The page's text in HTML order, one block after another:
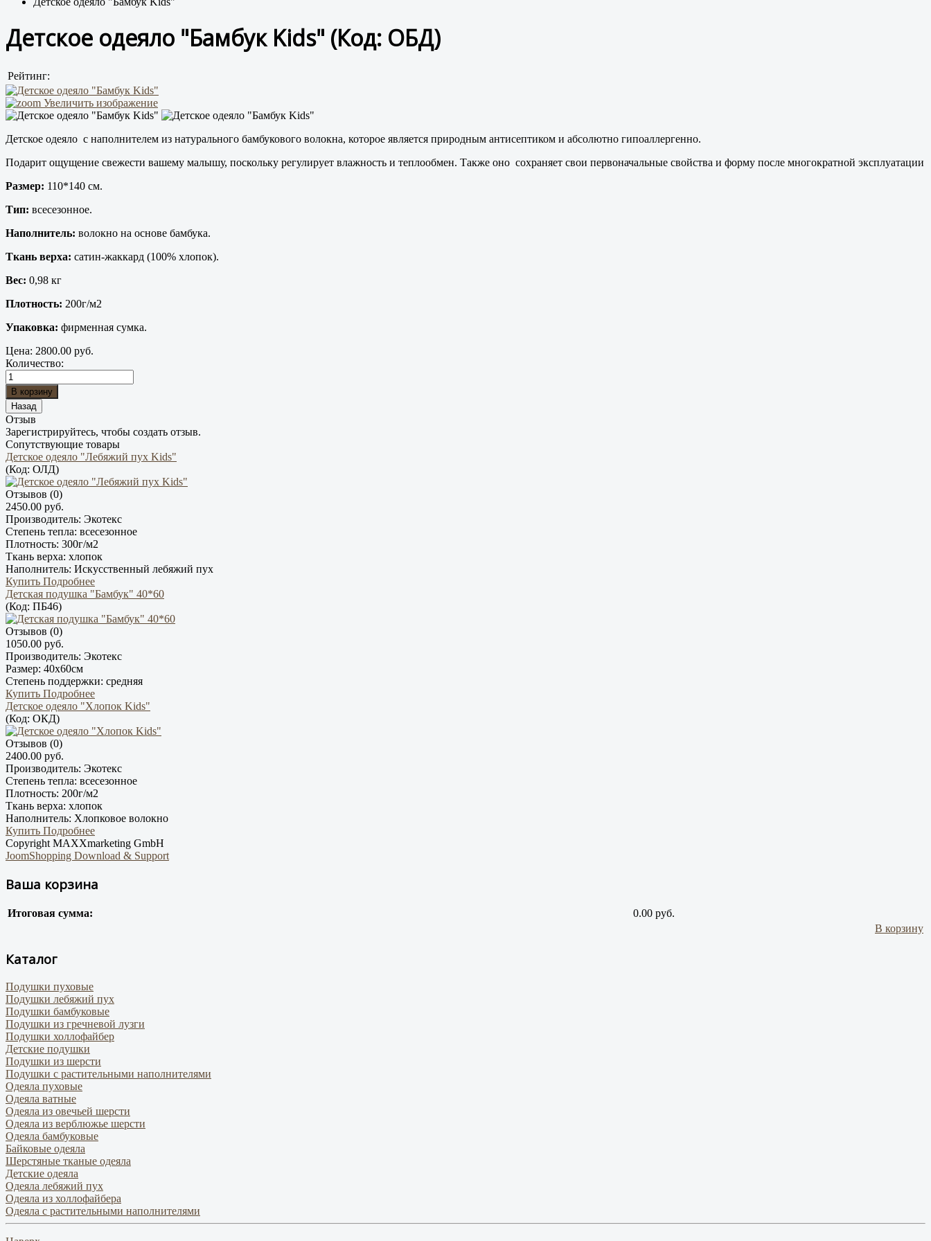
Детское одеяло "Бамбук Kids" (Код: ОБД)
Рейтинг:
Увеличить изображение
Детское одеяло с наполнителем из натурального бамбукового волокна, которое является природным антисептиком и абсолютно гипоаллергенно.
Подарит ощущение свежести вашему малышу, поскольку регулирует влажность и теплообмен. Также оно сохраняет свои первоначальные свойства и форму после многократной эксплуатации
Размер: 110*140 см.
Тип: всесезонное.
Наполнитель: волокно на основе бамбука.
Ткань верха: сатин-жаккард (100% хлопок).
Вес: 0,98 кг
Плотность: 200г/м2
Упаковка: фирменная сумка.
Цена: 2800.00 руб.
Количество:
Отзыв
Зарегистрируйтесь, чтобы создать отзыв.
Сопутствующие товары
Детское одеяло "Лебяжий пух Kids"
(Код: ОЛД)
Отзывов (0)
2450.00 руб.
Производитель: Экотекс
Степень тепла: всесезонное
Плотность: 300г/м2
Ткань верха: хлопок
Наполнитель: Искусственный лебяжий пух
Купить Подробнее
Детская подушка "Бамбук" 40*60
(Код: ПБ46)
Отзывов (0)
1050.00 руб.
Производитель: Экотекс
Размер: 40х60см
Степень поддержки: средняя
Купить Подробнее
Детское одеяло "Хлопок Kids"
(Код: ОКД)
Отзывов (0)
2400.00 руб.
Производитель: Экотекс
Степень тепла: всесезонное
Плотность: 200г/м2
Ткань верха: хлопок
Наполнитель: Хлопковое волокно
Купить Подробнее
Copyright MAXXmarketing GmbH
JoomShopping Download & Support
Ваша корзина
Итоговая сумма:
0.00 руб.
В корзину
Каталог
Подушки пуховые
Подушки лебяжий пух
Подушки бамбуковые
Подушки из гречневой лузги
Подушки холлофайбер
Детские подушки
Подушки из шерсти
Подушки с растительными наполнителями
Одеяла пуховые
Одеяла ватные
Одеяла из овечьей шерсти
Одеяла из верблюжье шерсти
Одеяла бамбуковые
Байковые одеяла
Шерстяные тканые одеяла
Детские одеяла
Одеяла лебяжий пух
Одеяла из холлофайбера
Одеяла с растительными наполнителями